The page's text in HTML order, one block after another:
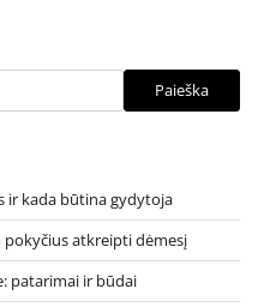
Paieška
ir kada būtina gydytoja
atkreipti dėmesį
patarimai ir būdai